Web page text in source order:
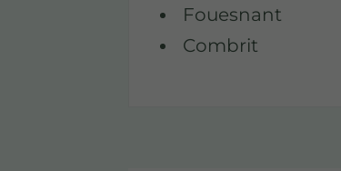
Fouesnant
Combrit